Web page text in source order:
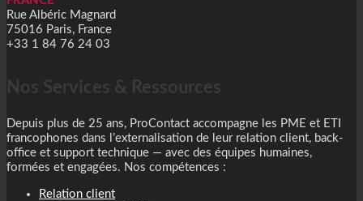
Rue Albéric Magnard
75016 Paris, France
+33 1 84 76 24 03
Nos Services & Ressources
Depuis plus de 25 ans, ProContact accompagne les PME et ETI
francophones dans l’externalisation de leur relation client, back-
office et support technique — avec des équipes humaines,
formées et engagées. Nos compétences :
Relation client